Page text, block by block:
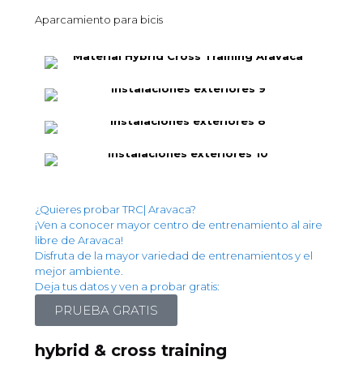
Aparcamiento para bicis
¿Quieres probar TRC| Aravaca?
¡Ven a conocer mayor centro de entrenamiento al aire
libre de Aravaca!
Disfruta de la mayor variedad de entrenamientos y el
mejor ambiente.
Deja tus datos y ven a probar gratis:
PRUEBA GRATIS
hybrid & cross training